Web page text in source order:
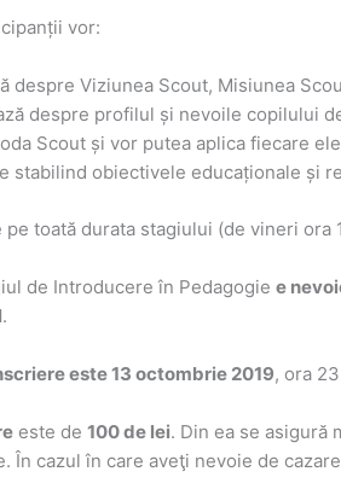
vor:
despre Viziunea Scout, Misiunea
despre profilul și nevoile copilului
Scout și vor putea aplica fiecare
stabilind obiectivele educaționale și
toată durata stagiului (de vineri ora
de Introducere în Pedagogie e
.
este 13 octombrie 2019, ora
este de 100 de lei. Din ea se asigură
În cazul în care aveţi nevoie de